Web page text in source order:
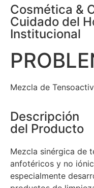
Cosmética &
Cuidado del
Institucional
Mezcla de
Descripción
del Producto
Mezcla sinérgica de
anfotéricos y no
especialmente